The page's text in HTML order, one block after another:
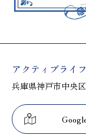
アクティブライ
兵庫県神戸市中央